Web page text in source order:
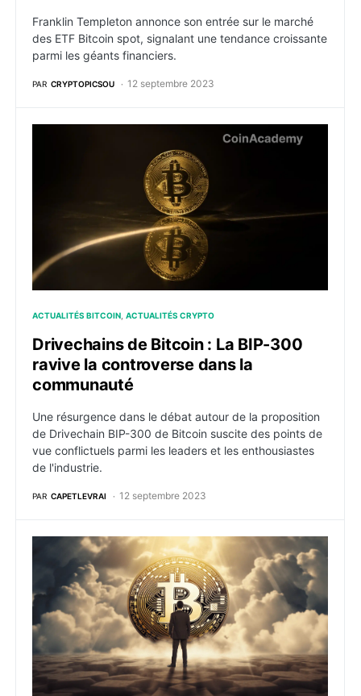
Franklin Templeton annonce son entrée sur le marché
des ETF Bitcoin spot, signalant une tendance croissante
parmi les géants financiers.
PAR CRYPTOPICSOU 12 septembre 2023
Drivechains de Bitcoin : La BIP-300 ravive la
ACTUALITÉS BITCOIN ACTUALITÉS CRYPTO
Drivechains de Bitcoin : La BIP-300
ravive la controverse dans la
communauté
Une résurgence dans le débat autour de la proposition
de Drivechain BIP-300 de Bitcoin suscite des points de
vue conflictuels parmi les leaders et les enthousiastes
de l'industrie.
PAR CAPETLEVRAI 12 septembre 2023
Bitcoin : Une whale paie 500 000 dollars de frais